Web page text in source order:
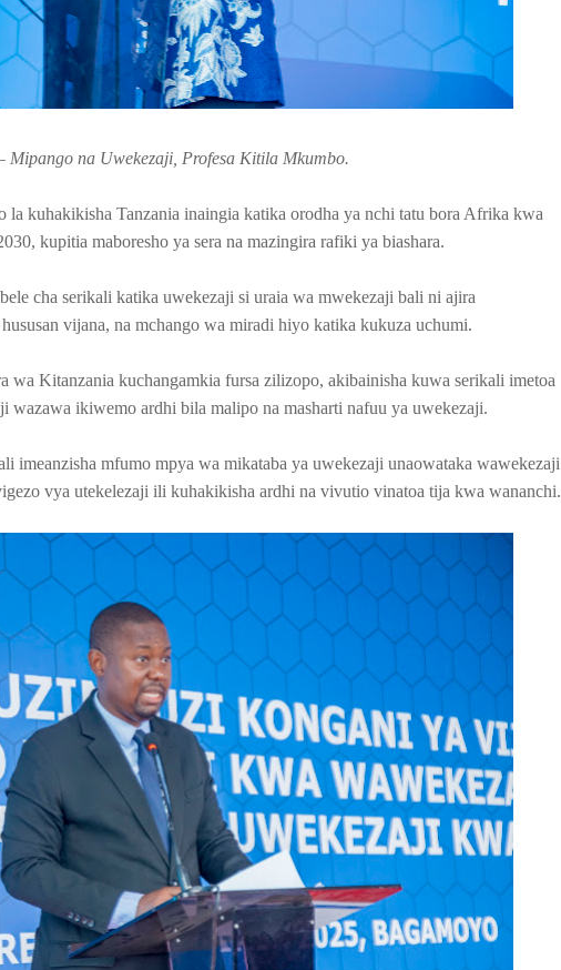
na Uwekezaji, Profesa Kitila Mkumbo.
la kuhakikisha Tanzania inaingia katika orodha ya nchi tatu bora Afrika kwa
kupitia maboresho ya sera na mazingira rafiki ya biashara.
cha serikali katika uwekezaji si uraia wa mwekezaji bali ni ajira
vijana, na mchango wa miradi hiyo katika kukuza uchumi.
wa Kitanzania kuchangamkia fursa zilizopo, akibainisha kuwa serikali imetoa
wazawa ikiwemo ardhi bila malipo na masharti nafuu ya uwekezaji.
imeanzisha mfumo mpya wa mikataba ya uwekezaji unaowataka wawekezaji
vya utekelezaji ili kuhakikisha ardhi na vivutio vinatoa tija kwa wananchi.